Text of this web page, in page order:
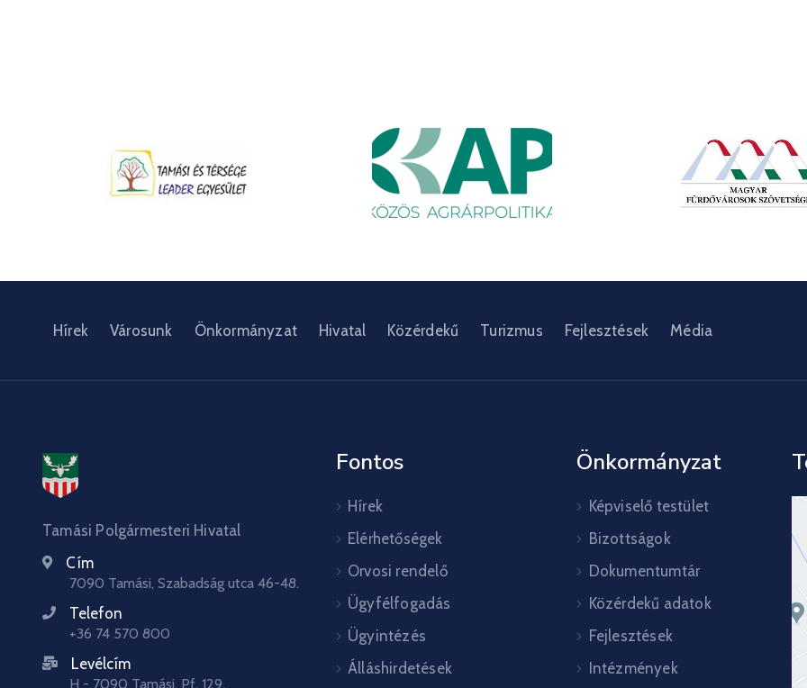
Hírek Városunk Önkormányzat Hivatal Közérdekű Turizmus Fejlesztések Média
Tamási Polgármesteri Hivatal
Cím
7090 Tamási, Szabadság utca 46-48.
Telefon
+36 74 570 800
Levélcím
H - 7090 Tamási, Pf. 129.
Fontos
Hírek
Elérhetőségek
Orvosi rendelő
Ügyfélfogadás
Ügyintézés
Álláshirdetések
Önkormányzat
Képviselő testület
Bizottságok
Dokumentumtár
Közérdekű adatok
Fejlesztések
Intézmények